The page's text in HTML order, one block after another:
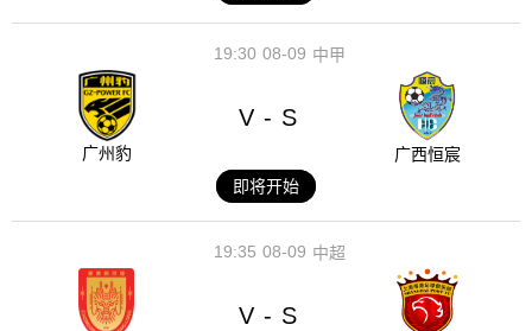
08-09
19:30 中甲
广州豹
V - S
广西恒宸
即将开始
08-09
19:35 中超
V - S